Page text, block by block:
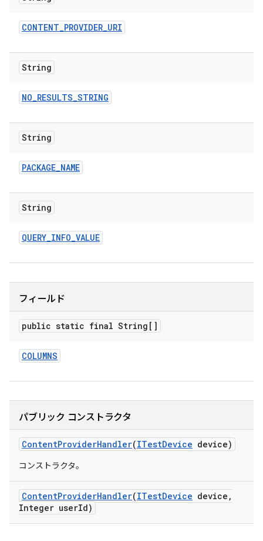
CONTENT_PROVIDER_URI
String
NO_RESULTS_STRING
String
PACKAGE_NAME
String
QUERY_INFO_VALUE
フィールド
public static final String[]
COLUMNS
パブリック コンストラクタ
ContentProviderHandler(ITestDevice device)
コンストラクタ。
ContentProviderHandler(ITestDevice device ,
Integer userId)